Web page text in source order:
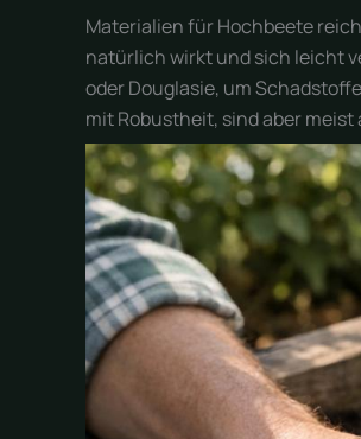
Materialien für Hochbeete
natürlich wirkt und sich leicht
oder Douglasie, um
mit Robustheit, sind aber